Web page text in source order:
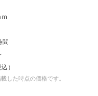
間
）
した時点の価格です。